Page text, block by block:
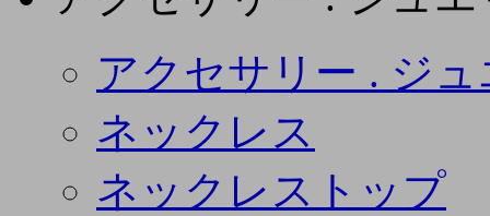
アクセサリー . ジ
ネックレス
ネックレストップ